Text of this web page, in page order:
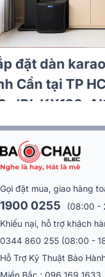
Lắp đặt dàn
anh Cần tại TP
V6, JBL KX190,
Gọi đặt mua, giao hàng
1900 0255
(08:00 -
Khiếu nại, hỗ trợ khách
0344 860 255 (08:00 -
Hỗ Trợ Kỹ Thuật Bảo
Miền Bắc : 096 169 1633